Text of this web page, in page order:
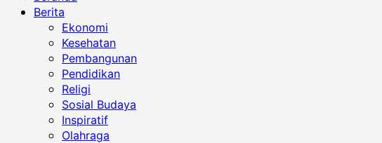
MenuBerita
Ekonomi
Kesehatan
Pembangunan
Pendidikan
Religi
Sosial Budaya
Inspiratif
Olahraga